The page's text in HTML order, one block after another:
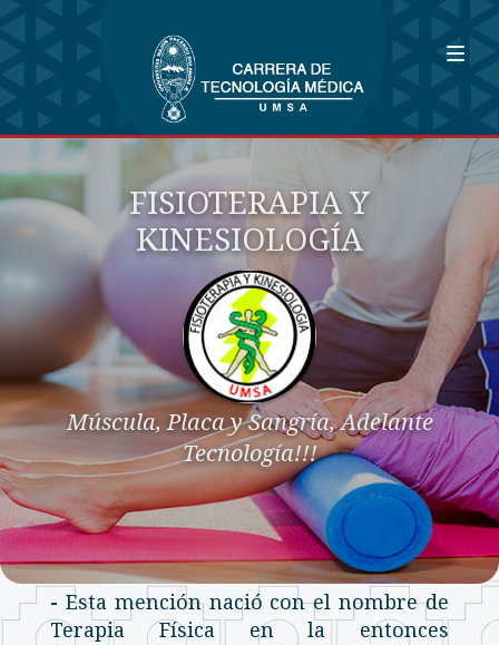
FISIOTERAPIA Y
KINESIOLOGÍA
Múscula, Placa y Sangría, Adelante
Tecnología!!!
- Esta mención nació con el nombre de
Terapia Física en la entonces